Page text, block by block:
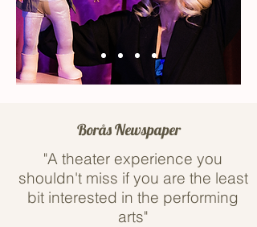
Borås Newspaper
"A theater experience you
shouldn't miss if you are the least
bit interested in the performing
arts"